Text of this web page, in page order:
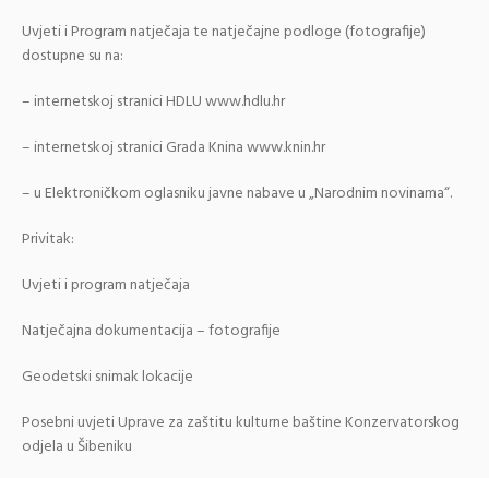
Uvjeti i Program natječaja te natječajne podloge (fotografije)
dostupne su na:
– internetskoj stranici HDLU www.hdlu.hr
– internetskoj stranici Grada Knina www.knin.hr
– u Elektroničkom oglasniku javne nabave u „Narodnim novinama“.
Privitak:
Uvjeti i program natječaja
Natječajna dokumentacija – fotografije
Geodetski snimak lokacije
Posebni uvjeti Uprave za zaštitu kulturne baštine Konzervatorskog
odjela u Šibeniku